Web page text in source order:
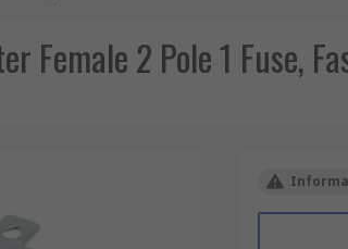
Female 2 Pole 1 Fuse,